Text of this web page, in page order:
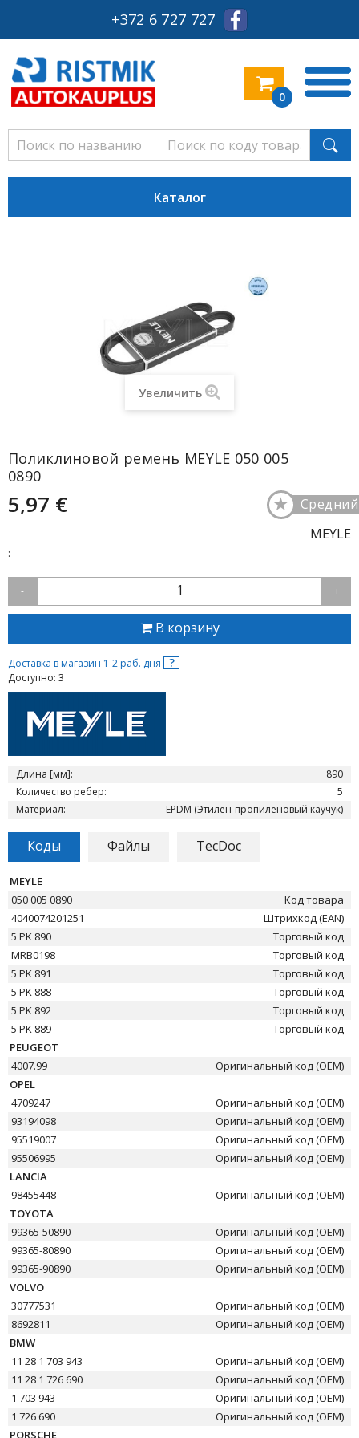
+372 6 727 727
0
Каталог
Увеличить
Поликлиновой ремень MEYLE 050 005
0890
5,97 € Средний
★
MEYLE
:
- 1 +
В корзину
Доставка в магазин 1-2 раб. дня ?
Доступно: 3
Длина [мм]:
890
Количество ребер:
5
Материал:
EPDM (Этилен-пропиленовый каучук)
Коды Файлы TecDoc
MEYLE
050 005 0890
Код товара
4040074201251
Штрихкод (EAN)
5 PK 890
Торговый код
MRB0198
Торговый код
5 PK 891
Торговый код
5 PK 888
Торговый код
5 PK 892
Торговый код
5 PK 889
Торговый код
PEUGEOT
4007.99
Оригинальный код (OEM)
OPEL
4709247
Оригинальный код (OEM)
93194098
Оригинальный код (OEM)
95519007
Оригинальный код (OEM)
95506995
Оригинальный код (OEM)
LANCIA
98455448
Оригинальный код (OEM)
TOYOTA
99365-50890
Оригинальный код (OEM)
99365-80890
Оригинальный код (OEM)
99365-90890
Оригинальный код (OEM)
VOLVO
30777531
Оригинальный код (OEM)
8692811
Оригинальный код (OEM)
BMW
11 28 1 703 943
Оригинальный код (OEM)
11 28 1 726 690
Оригинальный код (OEM)
1 703 943
Оригинальный код (OEM)
1 726 690
Оригинальный код (OEM)
PORSCHE